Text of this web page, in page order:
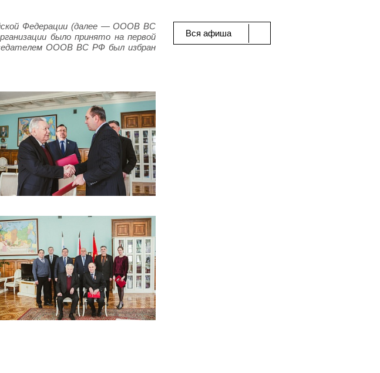
Федерации (далее — ОООВ ВС
было принято на первой
ОООВ ВС РФ был избран
Вся афиша